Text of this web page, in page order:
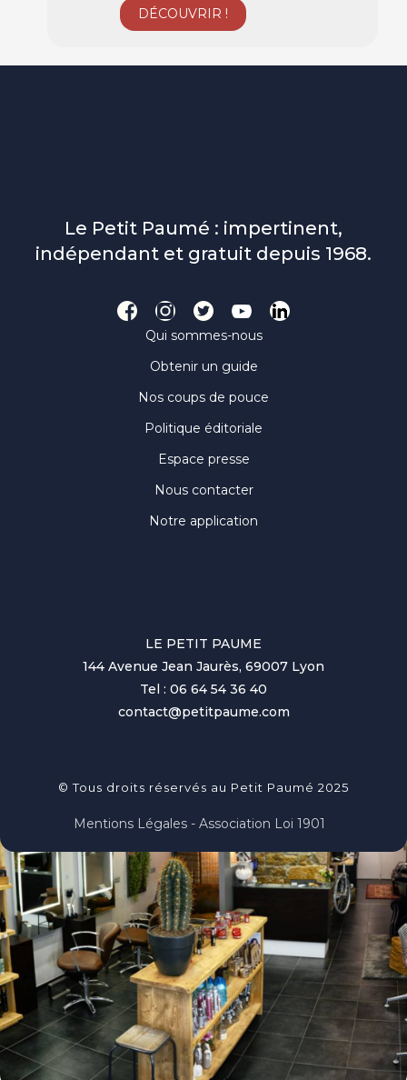
Le Petit Paumé : impertinent,
indépendant et gratuit depuis 1968.
Qui sommes-nous
Obtenir un guide
Nos coups de pouce
Politique éditoriale
Espace presse
Nous contacter
Notre application
LE PETIT PAUME
144 Avenue Jean Jaurès, 69007 Lyon
Tel : 06 64 54 36 40
contact@petitpaume.com
© Tous droits réservés au Petit Paumé 2025
Mentions Légales - Association Loi 1901